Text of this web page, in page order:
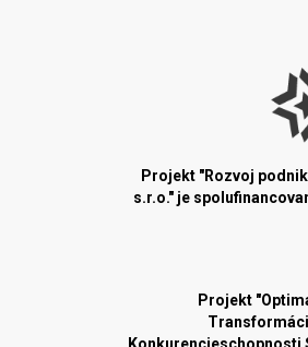
Projekt "Rozvoj
s.r.o." je
Projekt